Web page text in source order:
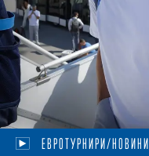
ЕВРОТУРНИРИ/НОВИНИ